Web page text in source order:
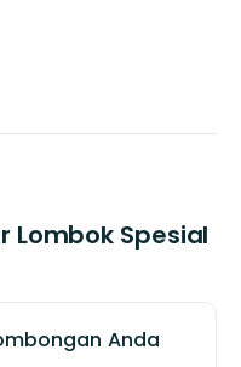
Lombok Spesial
Anda